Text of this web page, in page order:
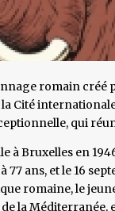
romain créé
Cité
qui
à Bruxelles en
ans, et le 16
romaine, le
la Méditerranée,